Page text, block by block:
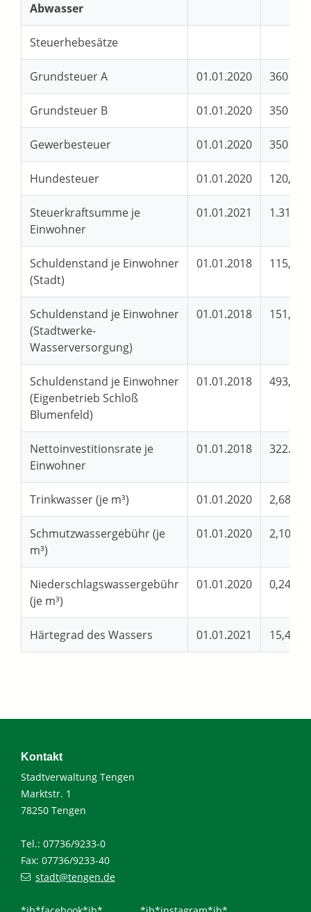
Abwasser
Steuerhebesätze
Grundsteuer A 01.01.2020 360 %
Grundsteuer B 01.01.2020 350 %
Gewerbesteuer 01.01.2020 350 %
Hundesteuer 01.01.2020 120,00
Steuerkraftsumme je
Einwohner
01.01.2021
Schuldenstand je Einwohner
(Stadt)
01.01.2018 115,67
Schuldenstand je Einwohner
(Stadtwerke-
Wasserversorgung)
01.01.2018 151,68
Schuldenstand je Einwohner
(Eigenbetrieb Schloß
Blumenfeld)
01.01.2018 493,31
Nettoinvestitionsrate je
Einwohner
01.01.2018
Trinkwasser (je m³) 01.01.2020 2,68 €/
Schmutzwassergebühr (je
m³)
01.01.2020 2,10 €/
Niederschlagswassergebühr
(je m³)
01.01.2020 0,24 €/
Härtegrad des Wassers 01.01.2021 15,4
Kontakt
Stadtverwaltung Tengen
Marktstr. 1
78250 Tengen
Tel.: 07736/9233-0
Fax: 07736/9233-40
stadt@tengen.de